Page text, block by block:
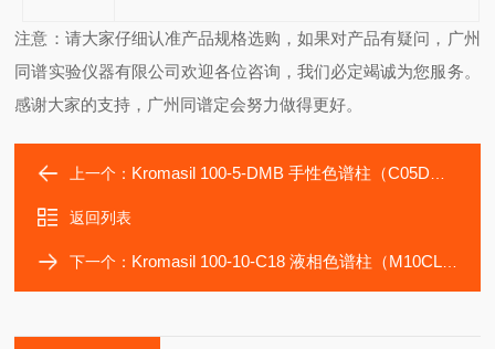
注意：请大家仔细认准产品规格选购，如果对产品有疑问，广州
同谱实验仪器有限公司欢迎各位咨询，我们必定竭诚为您服务。
感谢大家的支持，广州同谱定会努力做得更好。
上一个： Kromasil 100-5-DMB 手性色谱柱（C05DMA25）
返回列表
下一个： Kromasil 100-10-C18 液相色谱柱（M10CLA25）